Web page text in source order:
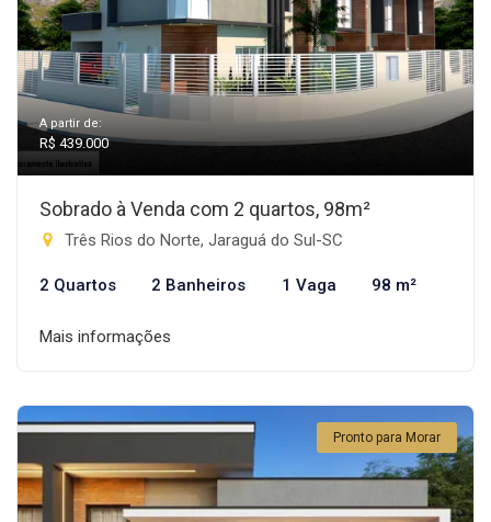
A partir de:
R$ 439.000
Sobrado à Venda com 2 quartos, 98m²
Três Rios do Norte, Jaraguá do Sul-SC
2 Quartos 2 Banheiros 1 Vaga 98 m²
Mais informações
Pronto para Morar